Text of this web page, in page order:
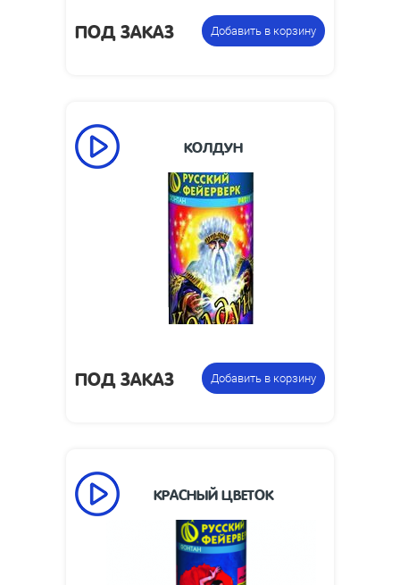
ПОД ЗАКАЗ Добавить в корзину
КОЛДУН
ПОД ЗАКАЗ Добавить в корзину
КРАСНЫЙ ЦВЕТОК
Время работы, сек:
70
Высота пламени, м:
2
Размеры упаковки,